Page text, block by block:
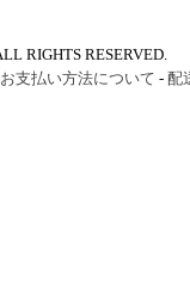
RIGHTS RESERVED.
お支払い方法について - 配